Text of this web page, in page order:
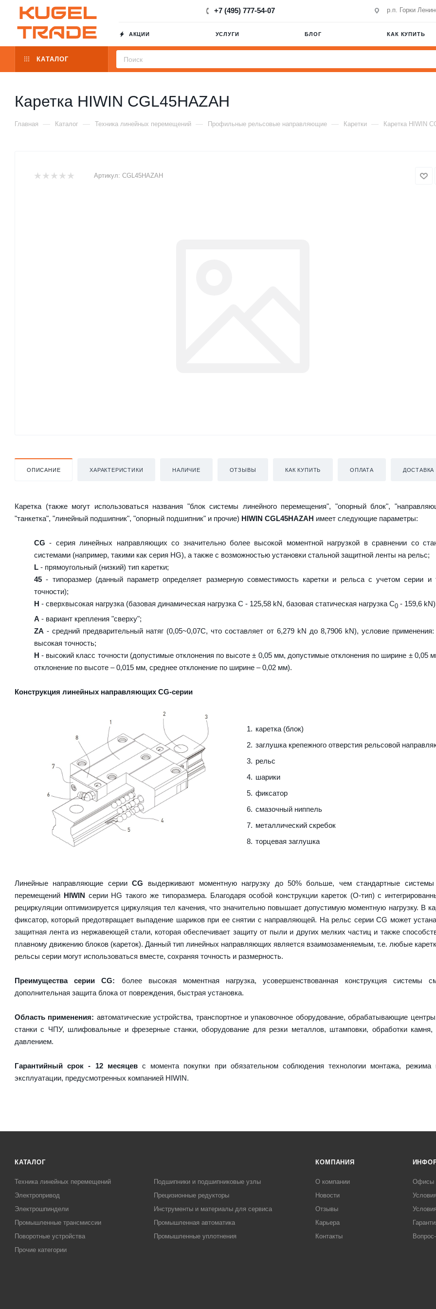
+7 (495) 777-54-07 р.п. Горки
АКЦИИ УСЛУГИ БЛОГ КАК КУПИТЬ
КАТАЛОГ
Каретка HIWIN CGL45HAZAH
Главная — Каталог — Техника линейных перемещений — Профильные рельсовые направляющие — Каретки — Каретка HIWIN
Артикул: CGL45HAZAH
ОПИСАНИЕ ХАРАКТЕРИСТИКИ НАЛИЧИЕ ОТЗЫВЫ КАК КУПИТЬ ОПЛАТА ДОСТАВКА
Каретка (также могут использоваться названия "блок системы линейного перемещения", "опорный блок",
"танкетка", "линейный подшипник", "опорный подшипник" и прочие) HIWIN CGL45HAZAH имеет следующие параметры:
CG - серия линейных направляющих со значительно более высокой моментной нагрузкой в сравнении со
системами (например, такими как серия HG), а также с возможностью установки стальной защитной ленты на рельс;
L - прямоугольный (низкий) тип каретки;
45 - типоразмер (данный параметр определяет размерную совместимость каретки и рельса с учетом серии и
точности);
H - сверхвысокая нагрузка (базовая динамическая нагрузка C - 125,58 kN, базовая статическая нагрузка С0 - 159,6
A - вариант крепления "сверху";
ZA - средний предварительный натяг (0,05~0,07C, что составляет от 6,279 kN до 8,7906 kN), условие применения:
высокая точность;
H - высокий класс точности (допустимые отклонения по высоте ± 0,05 мм, допустимые отклонения по ширине ± 0,05
отклонение по высоте – 0,015 мм, среднее отклонение по ширине – 0,02 мм).
Конструкция линейных направляющих CG-серии
каретка (блок)
заглушка крепежного отверстия рельсовой
рельс
шарики
фиксатор
смазочный ниппель
металлический скребок
торцевая заглушка
Линейные направляющие серииCG выдерживают моментную нагрузку до 50% больше, чем стандартные системы
перемещений HIWIN серии HG такого же типоразмера. Благодаря особой конструкции кареток (О-тип) с
рециркуляции оптимизируется циркуляция тел качения, что значительно повышает допустимую моментную нагрузку. В
фиксатор, который предотвращает выпадение шариков при ее снятии с направляющей. На рельс серии CG может
защитная лента из нержавеющей стали, которая обеспечивает защиту от пыли и других мелких частиц и также
плавному движению блоков (кареток). Данный тип линейных направляющих является взаимозаменяемым, т.е. любые
рельсы серии могут использоваться вместе, сохраняя точность и размерность.
Преимущества серии CG: более высокая моментная нагрузка, усовершенствованная конструкция системы
дополнительная защита блока от повреждения, быстрая установка.
Область применения: автоматические устройства, транспортное и упаковочное оборудование, обрабатывающие
станки с ЧПУ, шлифовальные и фрезерные станки, оборудование для резки металлов, штамповки, обработки камня,
давлением.
Гарантийный срок - 12 месяцевс момента покупки при обязательном соблюдения технологии монтажа, режима
эксплуатации, предусмотренных компанией HIWIN.
КАТАЛОГ
Техника линейных перемещений
Подшипники и подшипниковые узлы
Электропривод
Прецизионные редукторы
Электрошпиндели
Инструменты и материалы для сервиса
Промышленные трансмиссии
Промышленная автоматика
Поворотные устройства
Промышленные уплотнения
Прочие категории
КОМПАНИЯ
О компании
Новости
Отзывы
Карьера
Контакты
Офисы